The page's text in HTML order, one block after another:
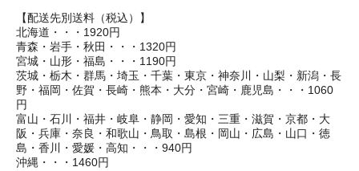
【配送先別送料（税込）】
北海道・・・1920円
青森・岩手・秋田・・・1320円
宮城・山形・福島・・・1190円
茨城・栃木・群馬・埼玉・千葉・東京・神奈川・山梨・新潟・長
野・福岡・佐賀・長崎・熊本・大分・宮崎・鹿児島・・・1060
円
富山・石川・福井・岐阜・静岡・愛知・三重・滋賀・京都・大
阪・兵庫・奈良・和歌山・鳥取・島根・岡山・広島・山口・徳
島・香川・愛媛・高知・・・940円
沖縄・・・1460円